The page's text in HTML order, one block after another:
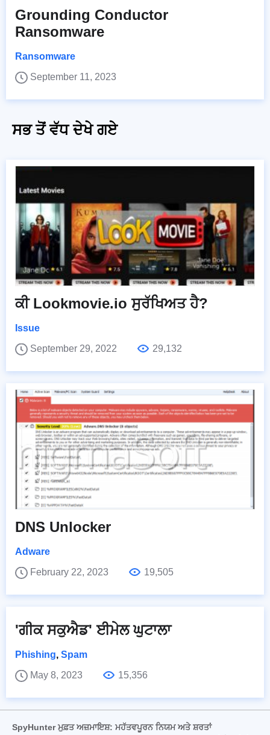
Grounding Conductor
Ransomware
Ransomware
September 11, 2023
ਸਭ ਤੋਂ ਵੱਧ ਦੇਖੇ ਗਏ
ਕੀ Lookmovie.io ਸੁਰੱਖਿਅਤ ਹੈ?
Issue
September 29, 2022
29,132
DNS Unlocker
Adware
February 22, 2023
19,505
'ਗੀਕ ਸਕੁਐਡ' ਈਮੇਲ ਘੁਟਾਲਾ
Phishing, Spam
May 8, 2023
15,356
SpyHunter ਮੁਫ਼ਤ ਅਜ਼ਮਾਇਸ਼: ਮਹੱਤਵਪੂਰਨ ਨਿਯਮ ਅਤੇ ਸ਼ਰਤਾਂ